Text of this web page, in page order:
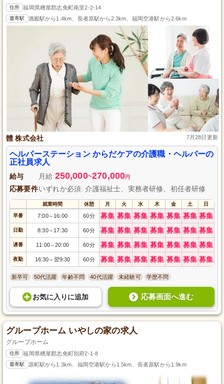
住所 福岡県糟屋郡志免町南里2-2-14
最寄駅 酒殿駅から1.4km、長者原駅から2.3km、福岡空港駅から2.6km
體 株式会社 7月28日更新
ヘルパーステーション からだケアの介護職・ヘルパーの
正社員求人
給与 月給 250,000~270,000円
応募要件いずれか必須: 介護福祉士、実務者研修、初任者研修
就業時間 休憩 月 火 水 木 金 土 日
早番 7:00～ 16:00 60分 募集 募集 募集 募集 募集 募集 募集
日勤 8:30～ 17:30 60分 募集 募集 募集 募集 募集 募集 募集
遅番 11:00～20:00 60分 募集 募集 募集 募集 募集 募集 募集
夜勤 16:30～ 翌9:30 60分 募集 募集 募集 募集 募集 募集 募集
新卒可 50代活躍 年齢不問 40代活躍 未経験可 学歴不問
お気に入り に追加 応募画面へ進む
グループホーム いやしの家の求人
グループホーム
住所 福岡県糟屋郡志免町別府2-1-8
最寄駅 原町駅から1.3km、福岡空港駅から1.5km、長者原駅から1.9km